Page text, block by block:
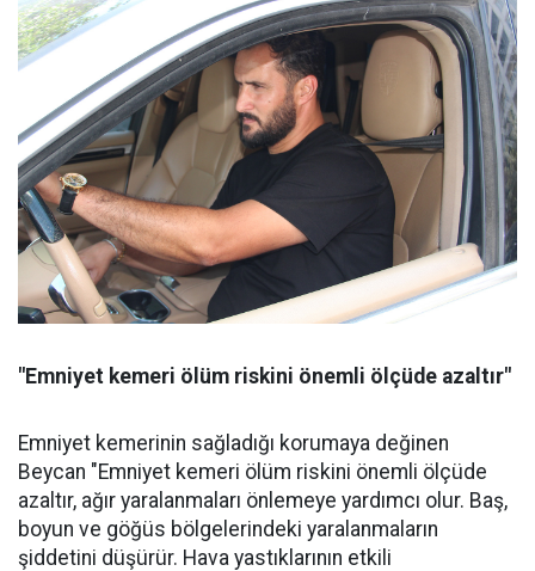
"Emniyet kemeri ölüm riskini önemli ölçüde azaltır"
Emniyet kemerinin sağladığı korumaya değinen
Beycan "Emniyet kemeri ölüm riskini önemli ölçüde
azaltır, ağır yaralanmaları önlemeye yardımcı olur. Baş,
boyun ve göğüs bölgelerindeki yaralanmaların
şiddetini düşürür. Hava yastıklarının etkili